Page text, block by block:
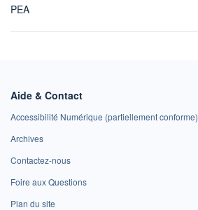
PEA
Aide & Contact
Accessibilité Numérique (partiellement conforme)
Archives
Contactez-nous
Foire aux Questions
Plan du site